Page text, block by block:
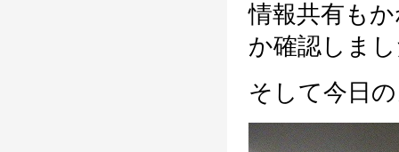
情報共有も
か確認しま
そして今日